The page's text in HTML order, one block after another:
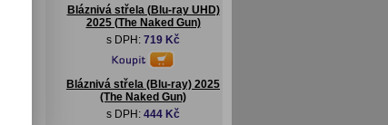
Bláznivá střela (Blu-ray UHD)
2025 (The Naked Gun)
s DPH: 719 Kč
Bláznivá střela (Blu-ray) 2025
(The Naked Gun)
s DPH: 444 Kč